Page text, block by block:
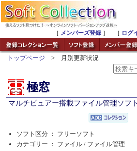
［ メンバーズ登録 ］ ［ ログ
トップページ > 月別更新状況
極窓
マルチビュアー搭載ファイル管理ソフト
ソフト区分 ： フリーソフト
カテゴリー ： ファイル / ファイル管理